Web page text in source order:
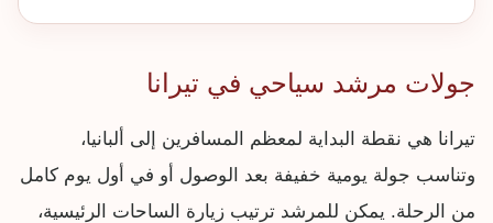
جولات مرشد سياحي في تيرانا
تيرانا هي نقطة البداية لمعظم المسافرين إلى ألبانيا،
وتناسب جولة يومية خفيفة بعد الوصول أو في أول يوم كامل
من الرحلة. يمكن للمرشد ترتيب زيارة الساحات الرئيسية،